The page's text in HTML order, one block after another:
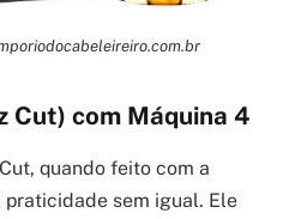
Cut) com Máquina 4
quando feito com a
praticidade sem igual. Ele